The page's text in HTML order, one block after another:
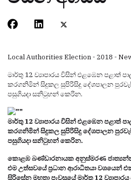
Local Authorities Election - 2018 -
මාර්තු 12 ව්‍යාපාරය විසින් එළඹෙන පළාත්
කරගනිමින් සිදුකල සුපිරිසිදු දේශපාලන
පසුගියදා සනිටුහන් කෙරින.
මාර්තු 12 ව්‍යාපාරය විසින් එළඹෙන පළාත්
කරගනිමින් සිදුකල සුපිරිසිදු දේශපාලන
පසුගියදා සනිටුහන් කෙරින.
කොළඹ බණ්ඩාරනායක අනුස්මරණ
එම උත්සවයේ ප්‍රධාන ආරාධිතයා වශයෙන්
සිරිසේන මහතා පැවසූයේ මාර්තු 12